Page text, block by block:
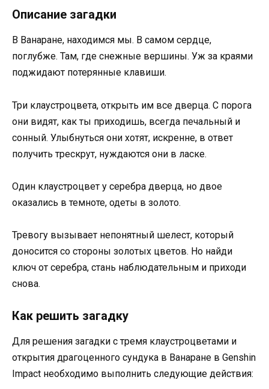
Описание загадки
В Ванаране, находимся мы. В самом сердце,
поглубже. Там, где снежные вершины. Уж за краями
поджидают потерянные клавиши.
Три клаустроцвета, открыть им все дверца. С порога
они видят, как ты приходишь, всегда печальный и
сонный. Улыбнуться они хотят, искренне, в ответ
получить трескрут, нуждаются они в ласке.
Один клаустроцвет у серебра дверца, но двое
оказались в темноте, одеты в золото.
Тревогу вызывает непонятный шелест, который
доносится со стороны золотых цветов. Но найди
ключ от серебра, стань наблюдательным и приходи
снова.
Как решить загадку
Для решения загадки с тремя клаустроцветами и
открытия драгоценного сундука в Ванаране в Genshin
Impact необходимо выполнить следующие действия: